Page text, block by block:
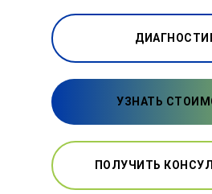
УЗНАТЬ
ПОЛУЧИТЬ